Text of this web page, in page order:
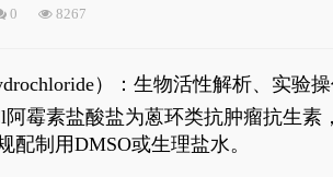
FL)和组成型活性截断AR剪接变体
0 8267
）：生物活性解析、实验
阿霉素盐酸盐为蒽环类抗肿瘤抗生
配制用DMSO或生理盐水。